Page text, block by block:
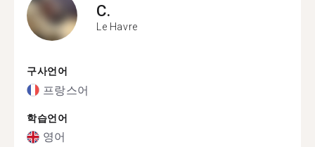
C.
Le Havre
구사언어
프랑스어
학습언어
영어